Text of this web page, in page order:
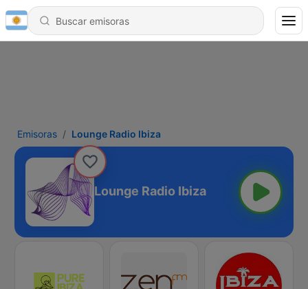
Emisoras Lounge Radio Ibiza
Lounge Radio Ibiza